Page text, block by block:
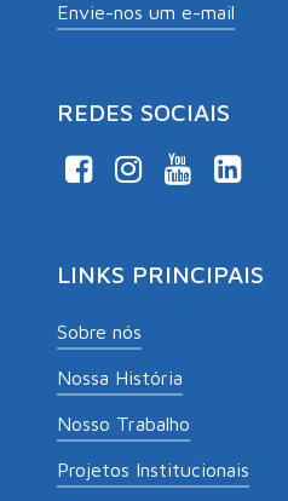
Envie-nos um e-mail
REDES SOCIAIS
LINKS PRINCIPAIS
Sobre nós
Nossa História
Nosso Trabalho
Projetos Institucionais